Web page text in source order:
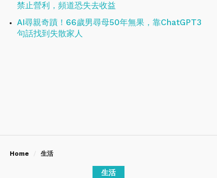
禁止營利，頻道恐失去收益
AI尋親奇蹟！66歲男尋母50年無果，靠ChatGPT3
句話找到失散家人
Home 生活
生活